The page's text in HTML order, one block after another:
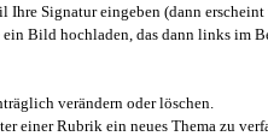
Ihre Signatur eingeben (dann
Bild hochladen, das dann links im
verändern oder löschen.
einer Rubrik ein neues Thema zu